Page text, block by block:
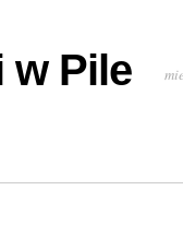
w Pile